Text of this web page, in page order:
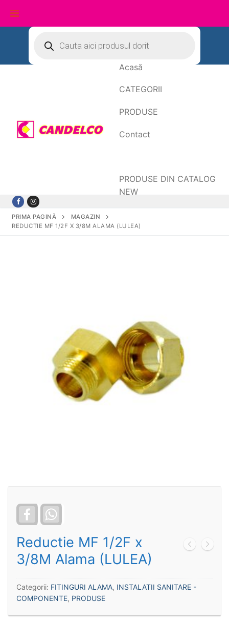
conținut
search
Acasă
CATEGORII
PRODUSE
Contact
PRODUSE DIN CATALOG
NEW
PRIMA PAGINĂ
MAGAZIN
REDUCTIE MF 1/2F X 3/8M ALAMA (LULEA)
Facebook
Reductie MF 1/2F x
3/8M Alama (LULEA)
Categorii: FITINGURI ALAMA, INSTALATII SANITARE -
COMPONENTE, PRODUSE